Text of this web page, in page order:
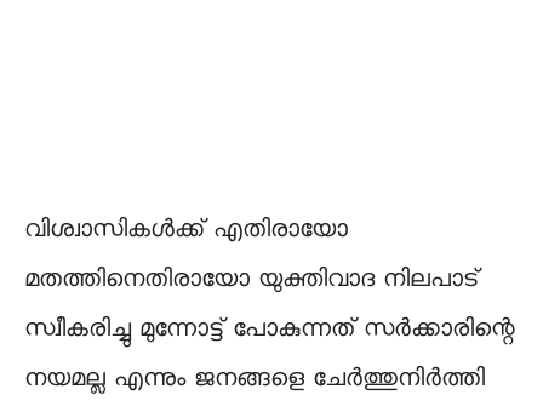
വിശ്വാസികൾക്ക് എതിരായോ
മതത്തിനെതിരായോ യുക്തിവാദ നിലപാട്
സ്വീകരിച്ചു മുന്നോട്ട് പോകുന്നത് സർക്കാരിന്റെ
നയമല്ല എന്നും ജനങ്ങളെ ചേർത്തുനിർത്തി